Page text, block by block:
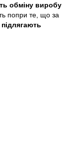
обміну виробу
попри те, що за
підлягають